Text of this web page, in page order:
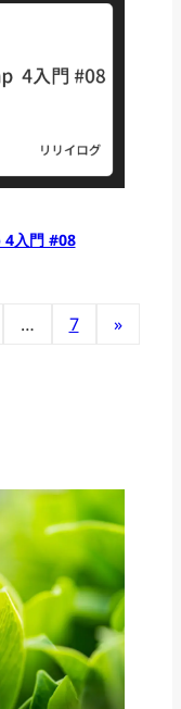
4入門 #08
… 7 »